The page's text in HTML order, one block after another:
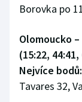
Borovka po
Olomoucko
(15:22,
Nejvíce bodů:
Tavares 32,